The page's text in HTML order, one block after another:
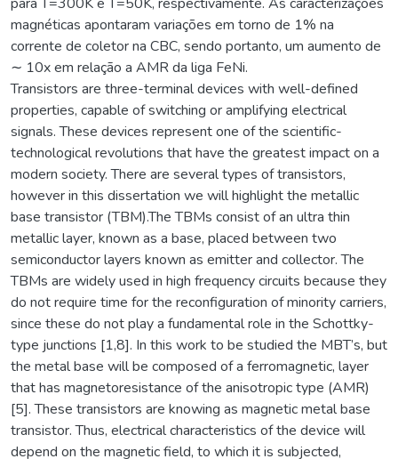
magnéticas apontaram variações em torno de 1% na
corrente de coletor na CBC, sendo portanto, um aumento de
∼ 10x em relação a AMR da liga FeNi.
Transistors are three-terminal devices with well-defined
properties, capable of switching or amplifying electrical
signals. These devices represent one of the scientific-
technological revolutions that have the greatest impact on a
modern society. There are several types of transistors,
however in this dissertation we will highlight the metallic
base transistor (TBM).The TBMs consist of an ultra thin
metallic layer, known as a base, placed between two
semiconductor layers known as emitter and collector. The
TBMs are widely used in high frequency circuits because they
do not require time for the reconfiguration of minority carriers,
since these do not play a fundamental role in the Schottky-
type junctions [1,8]. In this work to be studied the MBT’s, but
the metal base will be composed of a ferromagnetic, layer
that has magnetoresistance of the anisotropic type (AMR)
[5]. These transistors are knowing as magnetic metal base
transistor. Thus, electrical characteristics of the device will
depend on the magnetic field, to which it is subjected,